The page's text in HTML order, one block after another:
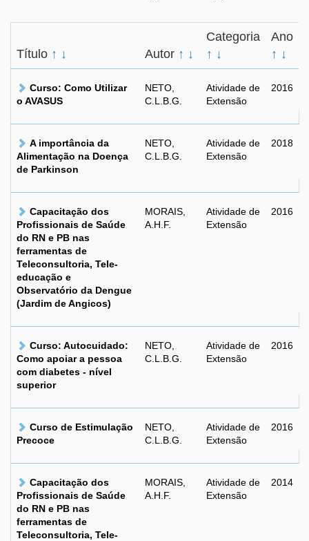
Título ↑ ↓ Autor ↑ ↓
Categoria
↑ ↓
Ano
↑ ↓
Curso: Como Utilizar
o AVASUS
NETO,
C.L.B.G.
Atividade de
Extensão
2016
A importância da
Alimentação na Doença
de Parkinson
NETO,
C.L.B.G.
Atividade de
Extensão
2018
Capacitação dos
Profissionais de Saúde
do RN e PB nas
ferramentas de
Teleconsultoria, Tele-
educação e
Observatório da Dengue
(Jardim de Angicos)
MORAIS,
A.H.F.
Atividade de
Extensão
2016
Curso: Autocuidado:
Como apoiar a pessoa
com diabetes - nível
superior
NETO,
C.L.B.G.
Atividade de
Extensão
2016
Curso de Estimulação
Precoce
NETO,
C.L.B.G.
Atividade de
Extensão
2016
Capacitação dos
Profissionais de Saúde
do RN e PB nas
ferramentas de
Teleconsultoria, Tele-
MORAIS,
A.H.F.
Atividade de
Extensão
2014